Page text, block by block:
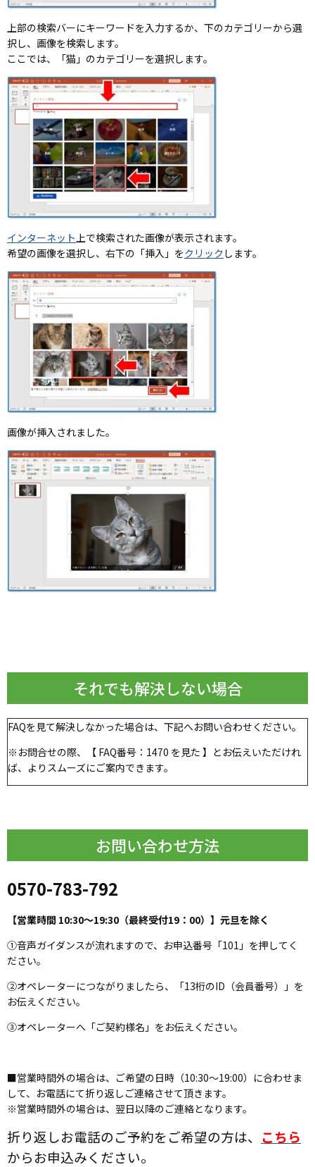
上部の検索バーにキーワードを入力するか、下のカテゴリーから選
択し、画像を検索します。
ここでは、「猫」のカテゴリーを選択します。
インターネット 上で検索された画像が表示されます。
希望の画像を選択し、右下の「挿入」をクリック します。
画像が挿入されました。
それでも解決しない場合
FAQを見て解決しなかった場合は、下記へお問い合わせください。
※お問合せの際、【 FAQ番号：1470 を見た 】とお伝えいただけれ
ば、よりスムーズにご案内できます。
お問い合わせ方法
0570-783-792
【営業時間 10:30～19:30（最終受付19：00）】元旦を除く
①音声ガイダンスが流れますので、お申込番号「101」を押してく
ださい。
②オペレーターにつながりましたら、「13桁のID（会員番号）」を
お伝えください。
③オペレーターへ「ご契約様名」をお伝えください。
■営業時間外の場合は、ご希望の日時（10:30～19:00）に合わせま
して、お電話にて折り返しご連絡させて頂きます。
※営業時間外の場合は、翌日以降のご連絡となります。
折り返しお電話のご予約をご希望の方は、 こちら
からお申込みください。